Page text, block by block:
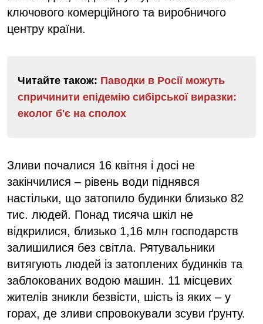
ключового комерційного та виробничого
центру країни.
Читайте також: Паводки в Росії можуть
спричинити епідемію сибірської виразки:
еколог б'є на сполох
Зливи почалися 16 квітня і досі не
закінчилися – рівень води піднявся
настільки, що затопило будинки близько 82
тис. людей. Понад тисяча шкіл не
відкрилися, близько 1,16 млн господарств
залишилися без світла. Рятувальники
витягують людей із затоплених будинків та
заблокованих водою машин. 11 місцевих
жителів зникли безвісти, шість із яких – у
горах, де зливи спровокували зсуви ґрунту.